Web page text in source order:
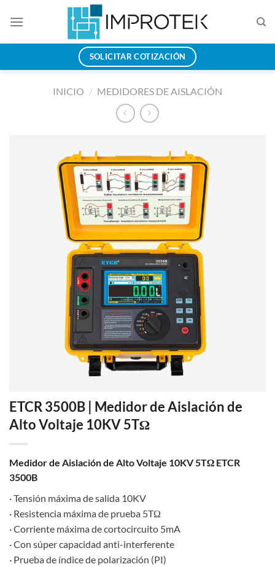
SOLICITAR COTIZACIÓN
INICIO / MEDIDORES DE AISLACIÓN
ETCR 3500B | Medidor de Aislación de
Alto Voltaje 10KV 5TΩ
Medidor de Aislación de Alto Voltaje 10KV 5TΩ ETCR
3500B
· Tensión máxima de salida 10KV
· Resistencia máxima de prueba 5TΩ
· Corriente máxima de cortocircuito 5mA
· Con súper capacidad anti-interferente
· Prueba de índice de polarización (PI)